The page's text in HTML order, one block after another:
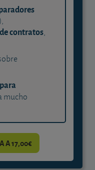
contratos,
mucho
A 17,00€